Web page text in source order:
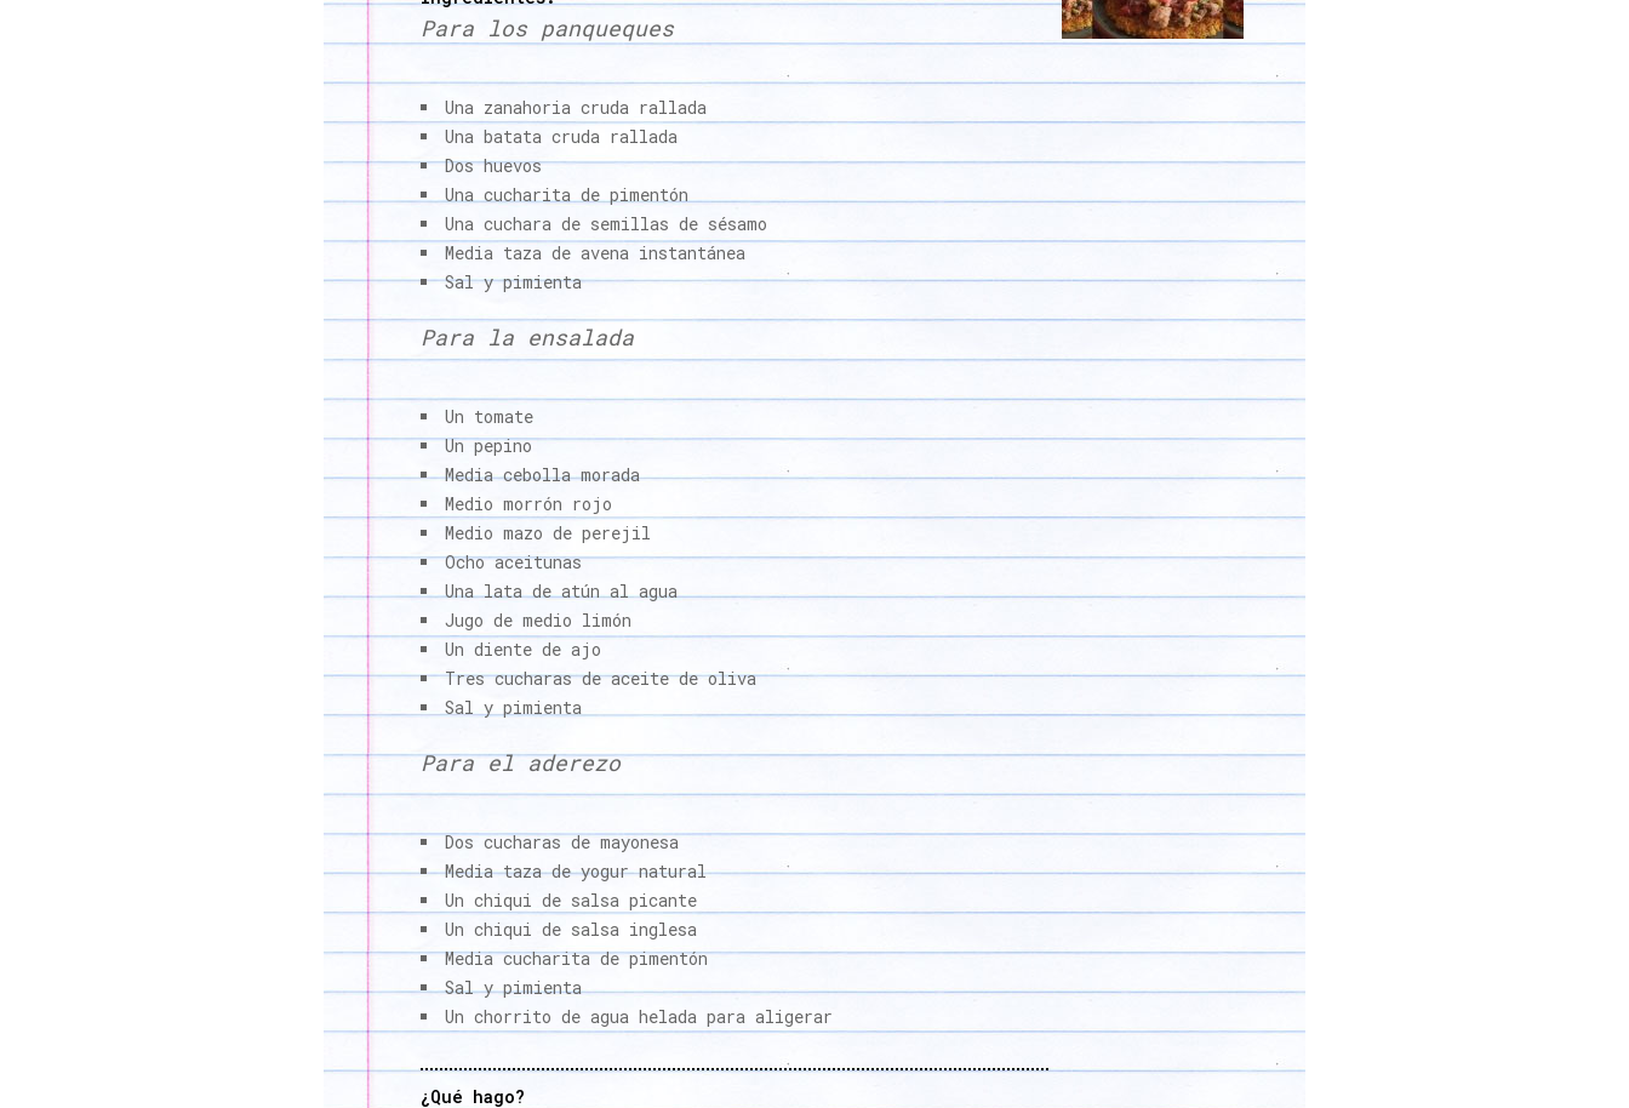
Para los panqueques
Una zanahoria cruda rallada
Una batata cruda rallada
Dos huevos
Una cucharita de pimentón
Una cuchara de semillas de sésamo
Media taza de avena instantánea
Sal y pimienta
Para la ensalada
Un tomate
Un pepino
Media cebolla morada
Medio morrón rojo
Medio mazo de perejil
Ocho aceitunas
Una lata de atún al agua
Jugo de medio limón
Un diente de ajo
Tres cucharas de aceite de oliva
Sal y pimienta
Para el aderezo
Dos cucharas de mayonesa
Media taza de yogur natural
Un chiqui de salsa picante
Un chiqui de salsa inglesa
Media cucharita de pimentón
Sal y pimienta
Un chorrito de agua helada para aligerar
¿Qué hago?